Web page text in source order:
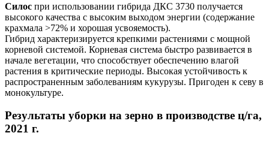
Силос при использовании гибрида ДКС 3730 получается
высокого качества с высоким выходом энергии (содержание
крахмала >72% и хорошая усвояемость).
Гибрид характеризируется крепкими растениями с мощной
корневой системой. Корневая система быстро развивается в
начале вегетации, что способствует обеспечению влагой
растения в критические периоды. Высокая устойчивость к
распространенным заболеваниям кукурузы. Пригоден к севу в
монокультуре.
Результаты уборки на зерно в производстве ц/га,
2021 г.